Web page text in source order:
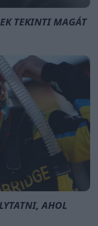
TEKINTI MAGÁT
AHOL